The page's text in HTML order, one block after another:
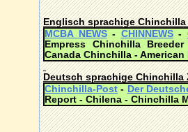
Englisch sprachige
MCBA NEWS- CHINNEWS-
Empress Chinchilla
Canada Chinchilla -
Deutsch sprachige Chinchilla
Chinchilla-Post - Der
Report - Chilena - Chinchilla